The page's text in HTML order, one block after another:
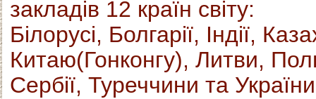
закладів 12 країн світу:
Білорусі, Болгарії, Індії,
Китаю(Гонконгу), Литви,
Сербії, Туреччини та